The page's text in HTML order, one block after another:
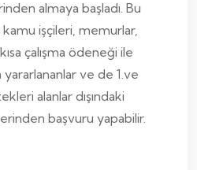
almaya başladı. Bu
işçileri, memurlar,
çalışma ödeneği ile
ve de 1.ve
alanlar dışındaki
başvuru yapabilir.